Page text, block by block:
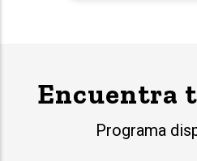
Encuentra
Programa